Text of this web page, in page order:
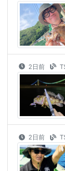
2日前
2日前